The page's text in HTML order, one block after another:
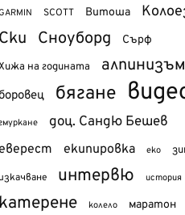
SCOTT Витоша
Сноуборд Сърф
на годината алпинизъм
бягане
доц. Сандю Бешев
екипировка еко
интервю история
колело маратон